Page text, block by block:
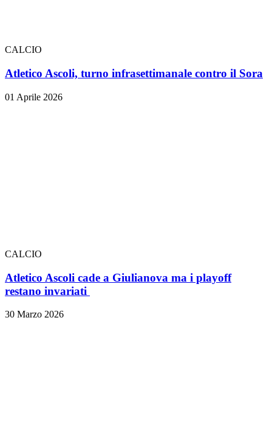
CALCIO
Atletico Ascoli, turno infrasettimanale contro il Sora
01 Aprile 2026
CALCIO
Atletico Ascoli cade a Giulianova ma i playoff
restano invariati
30 Marzo 2026